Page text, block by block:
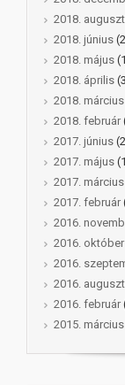
2018.
2018. június
2018. május
2018. április
2018. március
2018. február
2017. június
2017. május
2017. március
2017. február
2016.
2016. október
2016.
2016.
2016. február
2015. március